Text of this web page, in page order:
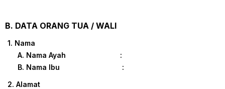
B. DATA ORANG TUA / WALI
1. Nama
A. Nama Ayah :
B. Nama Ibu :
2. Alamat